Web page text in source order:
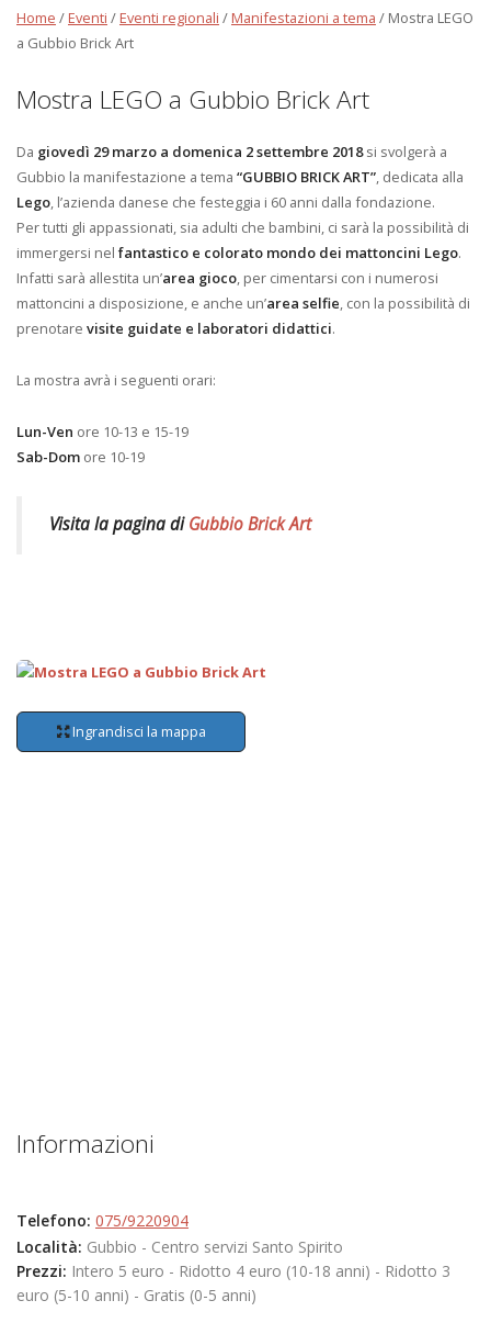
Home / Eventi / Eventi regionali / Manifestazioni a tema / Mostra LEGO
a Gubbio Brick Art
Mostra LEGO a Gubbio Brick Art
Da giovedì 29 marzo a domenica 2 settembre 2018si svolgerà a
Gubbio la manifestazione a tema “GUBBIO BRICK ART”, dedicata alla
Lego, l’azienda danese che festeggia i 60 anni dalla fondazione.
Per tutti gli appassionati, sia adulti che bambini, ci sarà la possibilità di
immergersi nel fantastico e colorato mondo dei mattoncini Lego.
Infatti sarà allestita un’area gioco, per cimentarsi con i numerosi
mattoncini a disposizione, e anche un’area selfie, con la possibilità di
prenotare visite guidate e laboratori didattici.
La mostra avrà i seguenti orari:
Lun-Ven ore 10-13 e 15-19
Sab-Dom ore 10-19
Visita la pagina diGubbio Brick Art
Ingrandisci la mappa
Informazioni
Telefono: 075/9220904
Località: Gubbio - Centro servizi Santo Spirito
Prezzi: Intero 5 euro - Ridotto 4 euro (10-18 anni) - Ridotto 3
euro (5-10 anni) - Gratis (0-5 anni)